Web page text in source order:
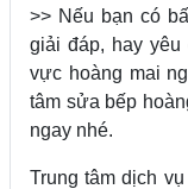
>> Nếu bạn có
giải đáp, hay
vực hoàng mai
tâm sửa bếp
ngay nhé.
Trung tâm dịch